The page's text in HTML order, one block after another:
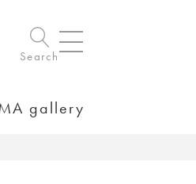
Search
gallery